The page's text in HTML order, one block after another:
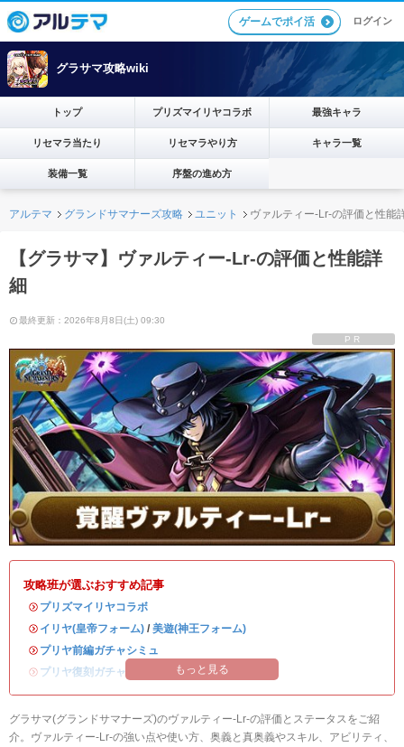
ゲームでポイ活 ログイン
グラサマ攻略wiki
トップ プリズマイリヤコラボ 最強キャラ
リセマラ当たり リセマラやり方 キャラ一覧
装備一覧 序盤の進め方
アルテマ グランドサマナーズ攻略 ユニット ヴァルティー-Lr-の評価と性能
【グラサマ】ヴァルティー-Lr-の評価と性能詳
細
最終更新：2026年8月8日(土) 09:30
PR
攻略班が選ぶおすすめ記事
・ プリズマイリヤコラボ
・ イリヤ(皇帝フォーム) / 美遊(神王フォーム)
・ プリヤ前編ガチャシミュ
・ プリヤ復刻ガチャシミュ もっと見る
グラサマ(グランドサマナーズ)のヴァルティー-Lr-の評価とステータスをご紹
介。ヴァルティー-Lr-の強い点や使い方、奥義と真奥義やスキル、アビリティ、